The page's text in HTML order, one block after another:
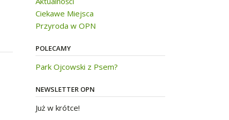
Ciekawe Miejsca
Przyroda w OPN
POLECAMY
Park Ojcowski z Psem?
NEWSLETTER OPN
Już w krótce!